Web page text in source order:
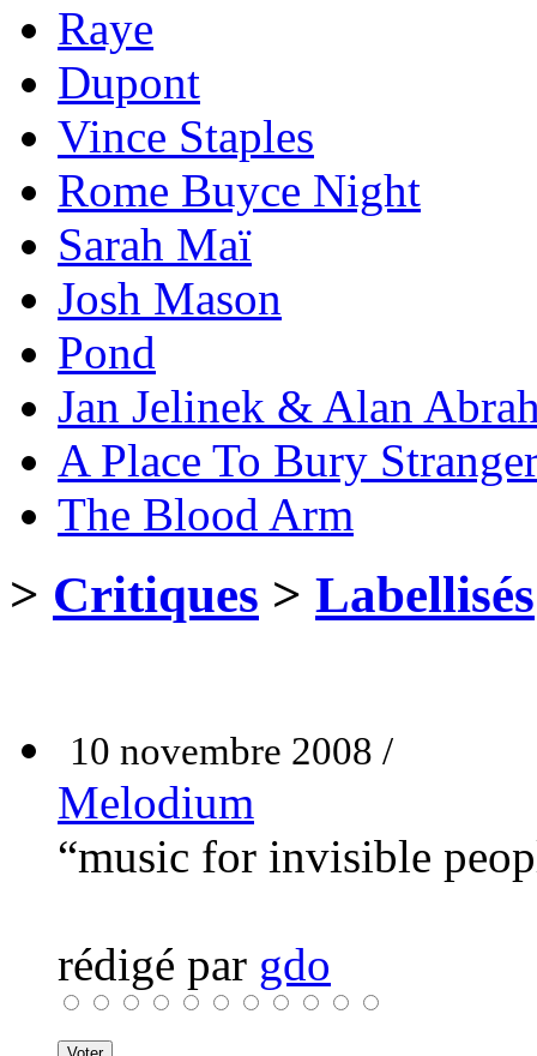
Raye
Dupont
Vince Staples
Rome Buyce Night
Sarah Maï
Josh Mason
Pond
Jan Jelinek & Alan
A Place To Bury
The Blood Arm
> Critiques > Labellisés
10 novembre 2008 /
Melodium
“music for invisible
rédigé par gdo